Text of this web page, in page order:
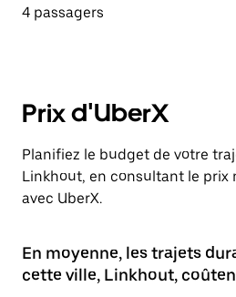
4 passagers
Prix d'UberX
Planifiez le budget de votre
Linkhout, en consultant le prix
avec UberX.
En moyenne, les trajets
cette ville, Linkhout,